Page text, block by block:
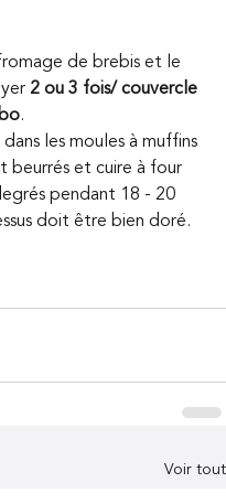
de brebis et le
2 ou 3 fois/ couvercle
.
les moules à muffins
beurrés et cuire à four
pendant 18 - 20
doit être bien doré.
Voir tout